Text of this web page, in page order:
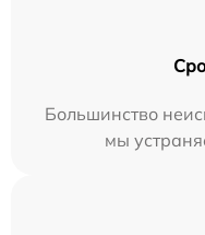
Большинство
мы